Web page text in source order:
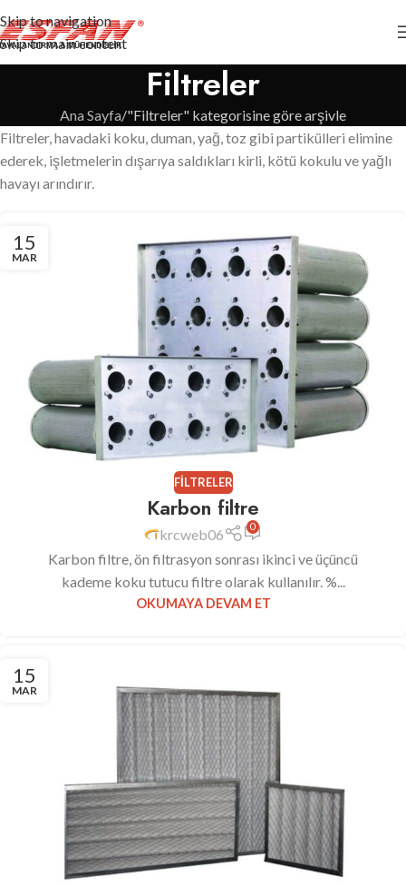
Skip to navigation
Skip to main content
Filtreler
Ana Sayfa "Filtreler" kategorisine göre arşivle
Filtreler, havadaki koku, duman, yağ, toz gibi partikülleri elimine
ederek, işletmelerin dışarıya saldıkları kirli, kötü kokulu ve yağlı
havayı arındırır.
15
MAR
FILTRELER
Karbon filtre
krcweb06 0
Karbon filtre, ön filtrasyon sonrası ikinci ve üçüncü
kademe koku tutucu filtre olarak kullanılır. %...
OKUMAYA DEVAM ET
15
MAR